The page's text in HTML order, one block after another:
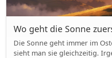
Wo geht die Sonne
Die Sonne geht immer im
sieht man sie gleichzeitig.